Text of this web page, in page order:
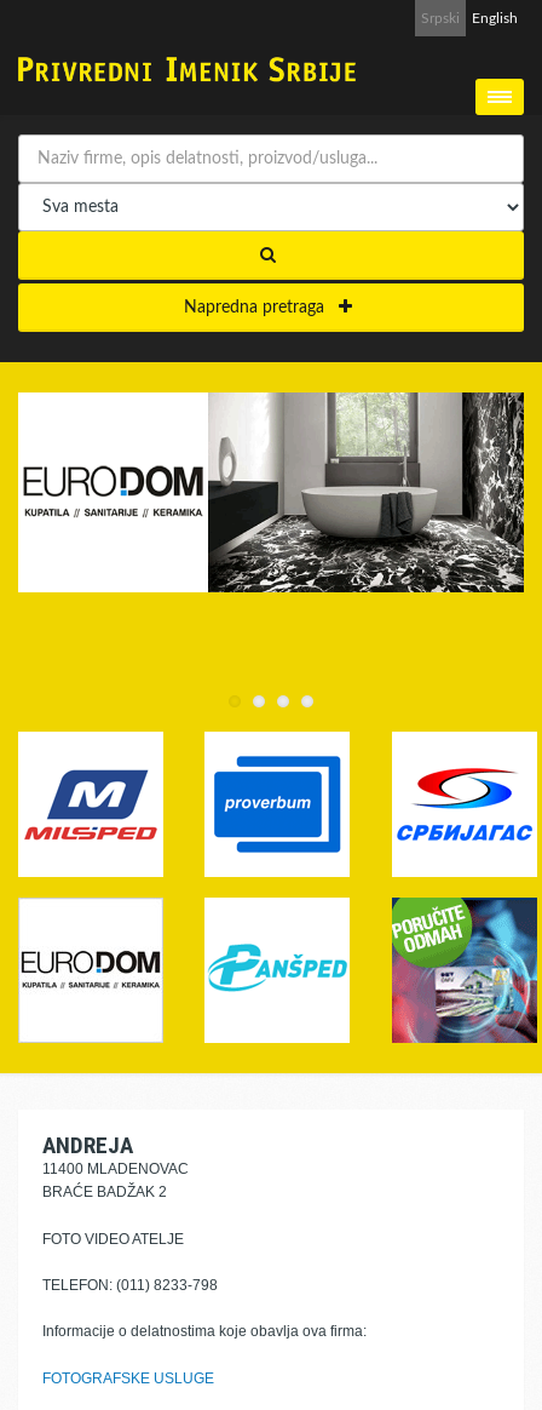
Srpski English
Napredna pretraga
ANDREJA
11400 MLADENOVAC
BRAĆE BADŽAK 2
FOTO VIDEO ATELJE
TELEFON: (011) 8233-798
Informacije o delatnostima koje obavlja ova firma:
FOTOGRAFSKE USLUGE